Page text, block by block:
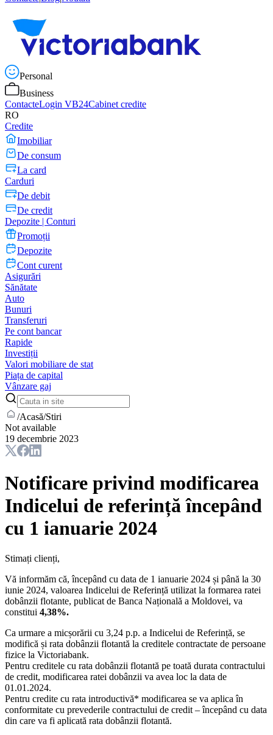
Personal
Business
ContacteLogin VB24Cabinet credite
RO
Credite
Imobiliar
De consum
La card
Carduri
De debit
De credit
Depozite | Conturi
Promoții
Depozite
Cont curent
Asigurări
Sănătate
Auto
Bunuri
Transferuri
Pe cont bancar
Rapide
Investiții
Valori mobiliare de stat
Piața de capital
Vânzare gaj
/Acasă/Stiri
Not available
19 decembrie 2023
Notificare privind modificarea
Indicelui de referință începând
cu 1 ianuarie 2024
Stimați clienți,
Vă informăm că, începând cu data de 1 ianuarie 2024 și până la 30
iunie 2024, valoarea Indicelui de Referință utilizat la formarea ratei
dobânzii flotante, publicat de Banca Națională a Moldovei, va
constitui 4,38%.
Ca urmare a micșorării cu 3,24 p.p. a Indicelui de Referință, se
modifică și rata dobânzii flotantă la creditele contractate de persoane
fizice la Victoriabank.
Pentru creditele cu rata dobânzii flotantă pe toată durata contractului
de credit, modificarea ratei dobânzii va avea loc la data de
01.01.2024.
Pentru credite cu rata introductivă* modificarea se va aplica în
conformitate cu prevederile contractului de credit – începând cu data
din care va fi aplicată rata dobânzii flotantă.